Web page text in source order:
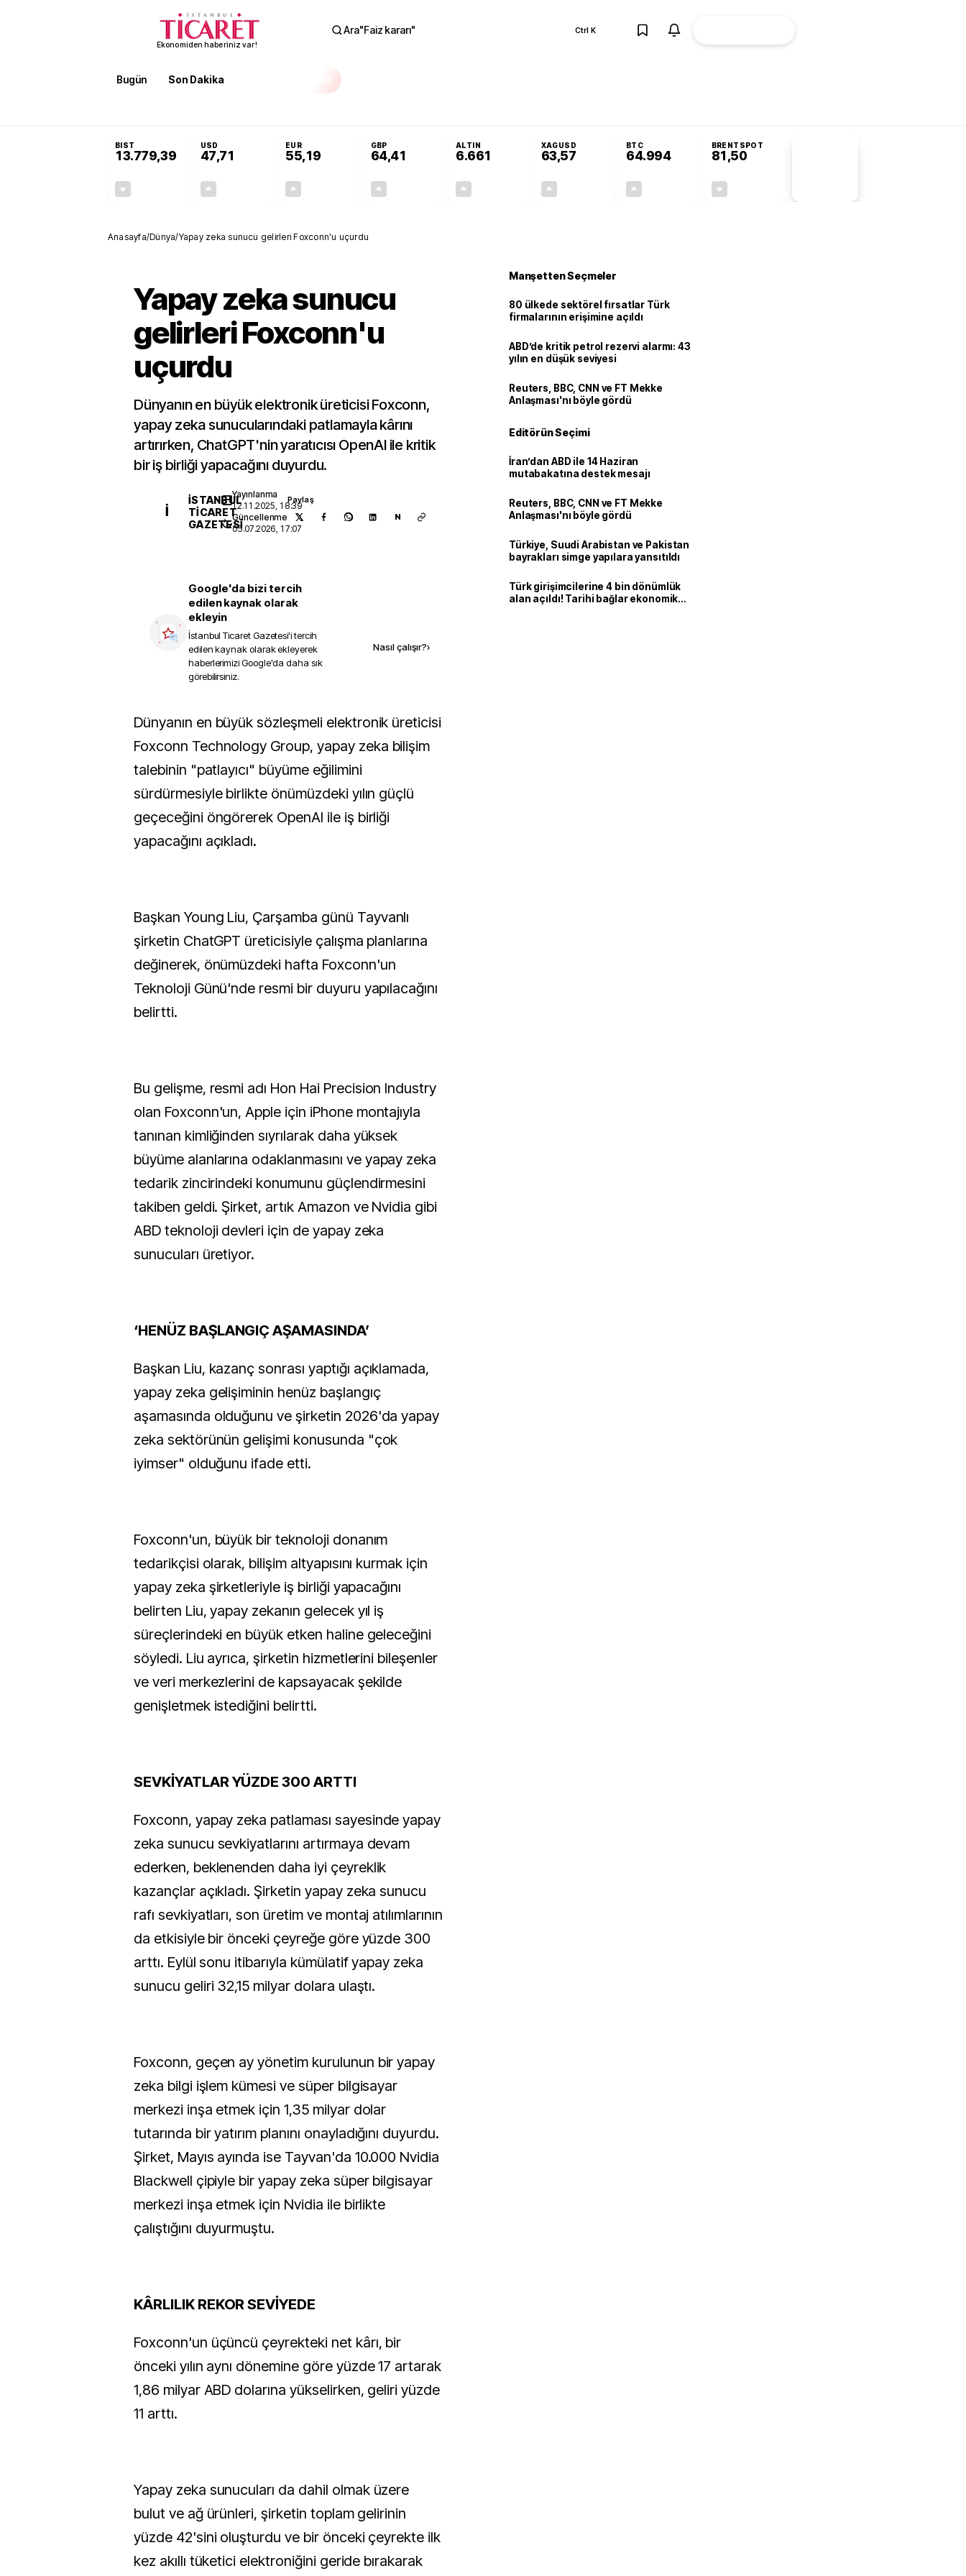
Ekonomiden haberiniz var!
Ara"Faiz kararı" Ctrl K
Bugün Son Dakika
BIST
13.779,39
USD
47,71
EUR
55,19
GBP
64,41
ALTIN
6.661
XAGUSD
63,57
BTC
64.994
BRENTSPOT
81,50
Anasayfa/Dünya/Yapay zeka sunucu gelirleri Foxconn'u uçurdu
Yapay zeka sunucu
gelirleri Foxconn'u
uçurdu
Dünyanın en büyük elektronik üreticisi Foxconn,
yapay zeka sunucularındaki patlamayla kârını
artırırken, ChatGPT'nin yaratıcısı OpenAI ile kritik
bir iş birliği yapacağını duyurdu.
İ
İSTANBUL
TICARET
GAZETESI
Yayınlanma
12.11.2025, 18:39
Güncellenme
05.07.2026, 17:07
Paylaş
N
Google'da bizi tercih
edilen kaynak olarak
ekleyin
İstanbul Ticaret Gazetesi'i tercih
edilen kaynak olarak ekleyerek
haberlerimizi Google'da daha sık
görebilirsiniz.
Nasıl çalışır?›
Dünyanın en büyük sözleşmeli elektronik üreticisi
Foxconn Technology Group, yapay zeka bilişim
talebinin "patlayıcı" büyüme eğilimini
sürdürmesiyle birlikte önümüzdeki yılın güçlü
geçeceğini öngörerek OpenAI ile iş birliği
yapacağını açıkladı.
Başkan Young Liu, Çarşamba günü Tayvanlı
şirketin ChatGPT üreticisiyle çalışma planlarına
değinerek, önümüzdeki hafta Foxconn'un
Teknoloji Günü'nde resmi bir duyuru yapılacağını
belirtti.
Bu gelişme, resmi adı Hon Hai Precision Industry
olan Foxconn'un, Apple için iPhone montajıyla
tanınan kimliğinden sıyrılarak daha yüksek
büyüme alanlarına odaklanmasını ve yapay zeka
tedarik zincirindeki konumunu güçlendirmesini
takiben geldi. Şirket, artık Amazon ve Nvidia gibi
ABD teknoloji devleri için de yapay zeka
sunucuları üretiyor.
‘HENÜZ BAŞLANGIÇ AŞAMASINDA’
Başkan Liu, kazanç sonrası yaptığı açıklamada,
yapay zeka gelişiminin henüz başlangıç
aşamasında olduğunu ve şirketin 2026'da yapay
zeka sektörünün gelişimi konusunda "çok
iyimser" olduğunu ifade etti.
Foxconn'un, büyük bir teknoloji donanım
tedarikçisi olarak, bilişim altyapısını kurmak için
yapay zeka şirketleriyle iş birliği yapacağını
belirten Liu, yapay zekanın gelecek yıl iş
süreçlerindeki en büyük etken haline geleceğini
söyledi. Liu ayrıca, şirketin hizmetlerini bileşenler
ve veri merkezlerini de kapsayacak şekilde
genişletmek istediğini belirtti.
SEVKİYATLAR YÜZDE 300 ARTTI
Foxconn, yapay zeka patlaması sayesinde yapay
zeka sunucu sevkiyatlarını artırmaya devam
ederken, beklenenden daha iyi çeyreklik
kazançlar açıkladı. Şirketin yapay zeka sunucu
rafı sevkiyatları, son üretim ve montaj atılımlarının
da etkisiyle bir önceki çeyreğe göre yüzde 300
arttı. Eylül sonu itibarıyla kümülatif yapay zeka
sunucu geliri 32,15 milyar dolara ulaştı.
Foxconn, geçen ay yönetim kurulunun bir yapay
zeka bilgi işlem kümesi ve süper bilgisayar
merkezi inşa etmek için 1,35 milyar dolar
tutarında bir yatırım planını onayladığını duyurdu.
Şirket, Mayıs ayında ise Tayvan'da 10.000 Nvidia
Blackwell çipiyle bir yapay zeka süper bilgisayar
merkezi inşa etmek için Nvidia ile birlikte
çalıştığını duyurmuştu.
KÂRLILIK REKOR SEVİYEDE
Foxconn'un üçüncü çeyrekteki net kârı, bir
önceki yılın aynı dönemine göre yüzde 17 artarak
1,86 milyar ABD dolarına yükselirken, geliri yüzde
11 arttı.
Yapay zeka sunucuları da dahil olmak üzere
bulut ve ağ ürünleri, şirketin toplam gelirinin
yüzde 42'sini oluşturdu ve bir önceki çeyrekte ilk
kez akıllı tüketici elektroniğini geride bırakarak
Manşetten Seçmeler
80 ülkede sektörel fırsatlar Türk
firmalarının erişimine açıldı
ABD’de kritik petrol rezervi alarmı: 43
yılın en düşük seviyesi
Reuters, BBC, CNN ve FT Mekke
Anlaşması'nı böyle gördü
Editörün Seçimi
İran’dan ABD ile 14 Haziran
mutabakatına destek mesajı
Reuters, BBC, CNN ve FT Mekke
Anlaşması'nı böyle gördü
Türkiye, Suudi Arabistan ve Pakistan
bayrakları simge yapılara yansıtıldı
Türk girişimcilerine 4 bin dönümlük
alan açıldı! Tarihi bağlar ekonomik